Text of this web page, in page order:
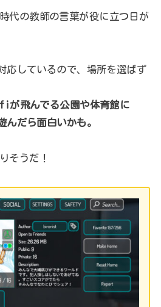
代の教師の言葉が役に立つ日が
応しているので、場所を選ばず
が飛んでる公園や体育館に
んだら面白いかも。
そうだ！